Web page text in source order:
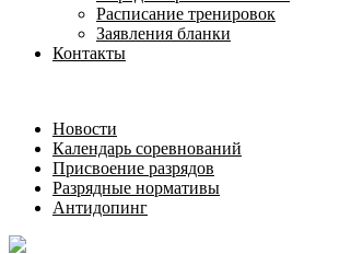
Расписание тренировок
Заявления бланки
Контакты
Новости
Календарь соревнований
Присвоение разрядов
Разрядные нормативы
Антидопинг